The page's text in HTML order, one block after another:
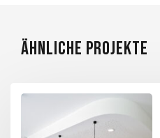
ÄHNLICHE PROJEKTE